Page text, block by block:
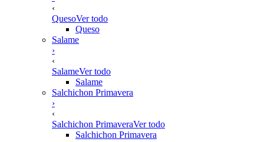
‹
QuesoVer todo
Queso
Salame
›
‹
SalameVer todo
Salame
Salchichon Primavera
›
‹
Salchichon PrimaveraVer todo
Salchichon Primavera